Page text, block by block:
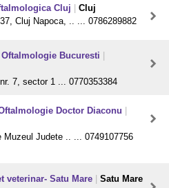
Cluj
Cluj
Cluj Napoca, .. ... 0786289882
Bucuresti
7, sector 1 ... 0770353384
Doctor Diaconu
Muzeul Judete .. ... 0749107756
veterinar- Satu Mare
Satu Mare